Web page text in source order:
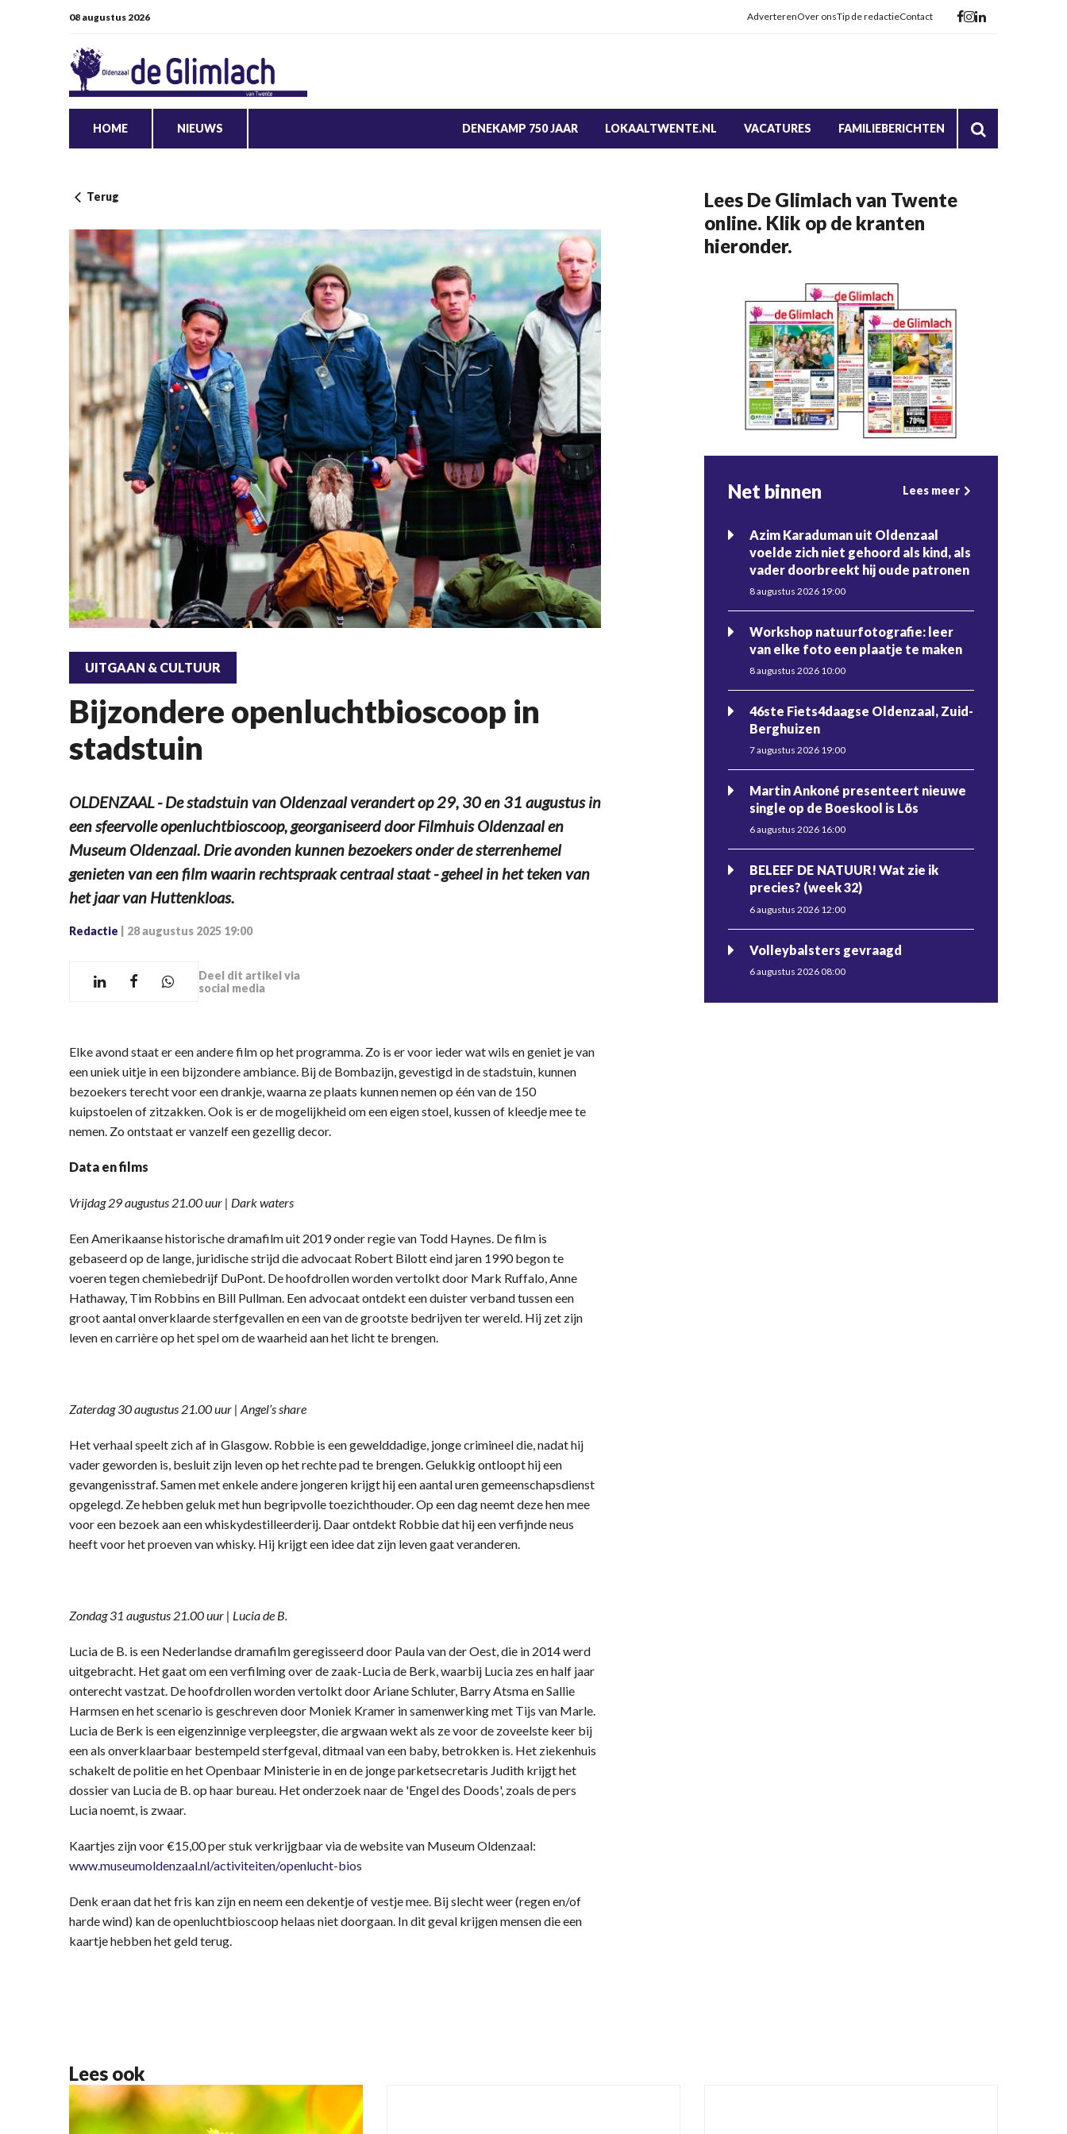
08 augustus 2026 AdverterenOver onsTip de redactieContact
HOME NIEUWS DENEKAMP 750 JAAR LOKAALTWENTE.NL VACATURES FAMILIEBERICHTEN
Terug
UITGAAN & CULTUUR
Bijzondere openluchtbioscoop in
stadstuin
OLDENZAAL - De stadstuin van Oldenzaal verandert op 29, 30 en 31 augustus in
een sfeervolle openluchtbioscoop, georganiseerd door Filmhuis Oldenzaal en
Museum Oldenzaal. Drie avonden kunnen bezoekers onder de sterrenhemel
genieten van een film waarin rechtspraak centraal staat - geheel in het teken van
het jaar van Huttenkloas.
Redactie 28 augustus 2025 19:00
Deel dit artikel via
social media
Elke avond staat er een andere film op het programma. Zo is er voor ieder wat wils en geniet je van
een uniek uitje in een bijzondere ambiance. Bij de Bombazijn, gevestigd in de stadstuin, kunnen
bezoekers terecht voor een drankje, waarna ze plaats kunnen nemen op één van de 150
kuipstoelen of zitzakken. Ook is er de mogelijkheid om een eigen stoel, kussen of kleedje mee te
nemen. Zo ontstaat er vanzelf een gezellig decor.
Data en films
Vrijdag 29 augustus 21.00 uur | Dark waters
Een Amerikaanse historische dramafilm uit 2019 onder regie van Todd Haynes. De film is
gebaseerd op de lange, juridische strijd die advocaat Robert Bilott eind jaren 1990 begon te
voeren tegen chemiebedrijf DuPont. De hoofdrollen worden vertolkt door Mark Ruffalo, Anne
Hathaway, Tim Robbins en Bill Pullman. Een advocaat ontdekt een duister verband tussen een
groot aantal onverklaarde sterfgevallen en een van de grootste bedrijven ter wereld. Hij zet zijn
leven en carrière op het spel om de waarheid aan het licht te brengen.
Zaterdag 30 augustus 21.00 uur | Angel’s share
Het verhaal speelt zich af in Glasgow. Robbie is een gewelddadige, jonge crimineel die, nadat hij
vader geworden is, besluit zijn leven op het rechte pad te brengen. Gelukkig ontloopt hij een
gevangenisstraf. Samen met enkele andere jongeren krijgt hij een aantal uren gemeenschapsdienst
opgelegd. Ze hebben geluk met hun begripvolle toezichthouder. Op een dag neemt deze hen mee
voor een bezoek aan een whiskydestilleerderij. Daar ontdekt Robbie dat hij een verfijnde neus
heeft voor het proeven van whisky. Hij krijgt een idee dat zijn leven gaat veranderen.
Zondag 31 augustus 21.00 uur | Lucia de B.
Lucia de B. is een Nederlandse dramafilm geregisseerd door Paula van der Oest, die in 2014 werd
uitgebracht. Het gaat om een verfilming over de zaak-Lucia de Berk, waarbij Lucia zes en half jaar
onterecht vastzat. De hoofdrollen worden vertolkt door Ariane Schluter, Barry Atsma en Sallie
Harmsen en het scenario is geschreven door Moniek Kramer in samenwerking met Tijs van Marle.
Lucia de Berk is een eigenzinnige verpleegster, die argwaan wekt als ze voor de zoveelste keer bij
een als onverklaarbaar bestempeld sterfgeval, ditmaal van een baby, betrokken is. Het ziekenhuis
schakelt de politie en het Openbaar Ministerie in en de jonge parketsecretaris Judith krijgt het
dossier van Lucia de B. op haar bureau. Het onderzoek naar de 'Engel des Doods', zoals de pers
Lucia noemt, is zwaar.
Kaartjes zijn voor €15,00 per stuk verkrijgbaar via de website van Museum Oldenzaal:
www.museumoldenzaal.nl/activiteiten/openlucht-bios
Denk eraan dat het fris kan zijn en neem een dekentje of vestje mee. Bij slecht weer (regen en/of
harde wind) kan de openluchtbioscoop helaas niet doorgaan. In dit geval krijgen mensen die een
kaartje hebben het geld terug.
Lees De Glimlach van Twente
online. Klik op de kranten
hieronder.
Net binnen Lees meer
Azim Karaduman uit Oldenzaal
voelde zich niet gehoord als kind, als
vader doorbreekt hij oude patronen
8 augustus 2026 19:00
Workshop natuurfotografie: leer
van elke foto een plaatje te maken
8 augustus 2026 10:00
46ste Fiets4daagse Oldenzaal, Zuid-
Berghuizen
7 augustus 2026 19:00
Martin Ankoné presenteert nieuwe
single op de Boeskool is Lös
6 augustus 2026 16:00
BELEEF DE NATUUR! Wat zie ik
precies? (week 32)
6 augustus 2026 12:00
Volleybalsters gevraagd
6 augustus 2026 08:00
Lees ook